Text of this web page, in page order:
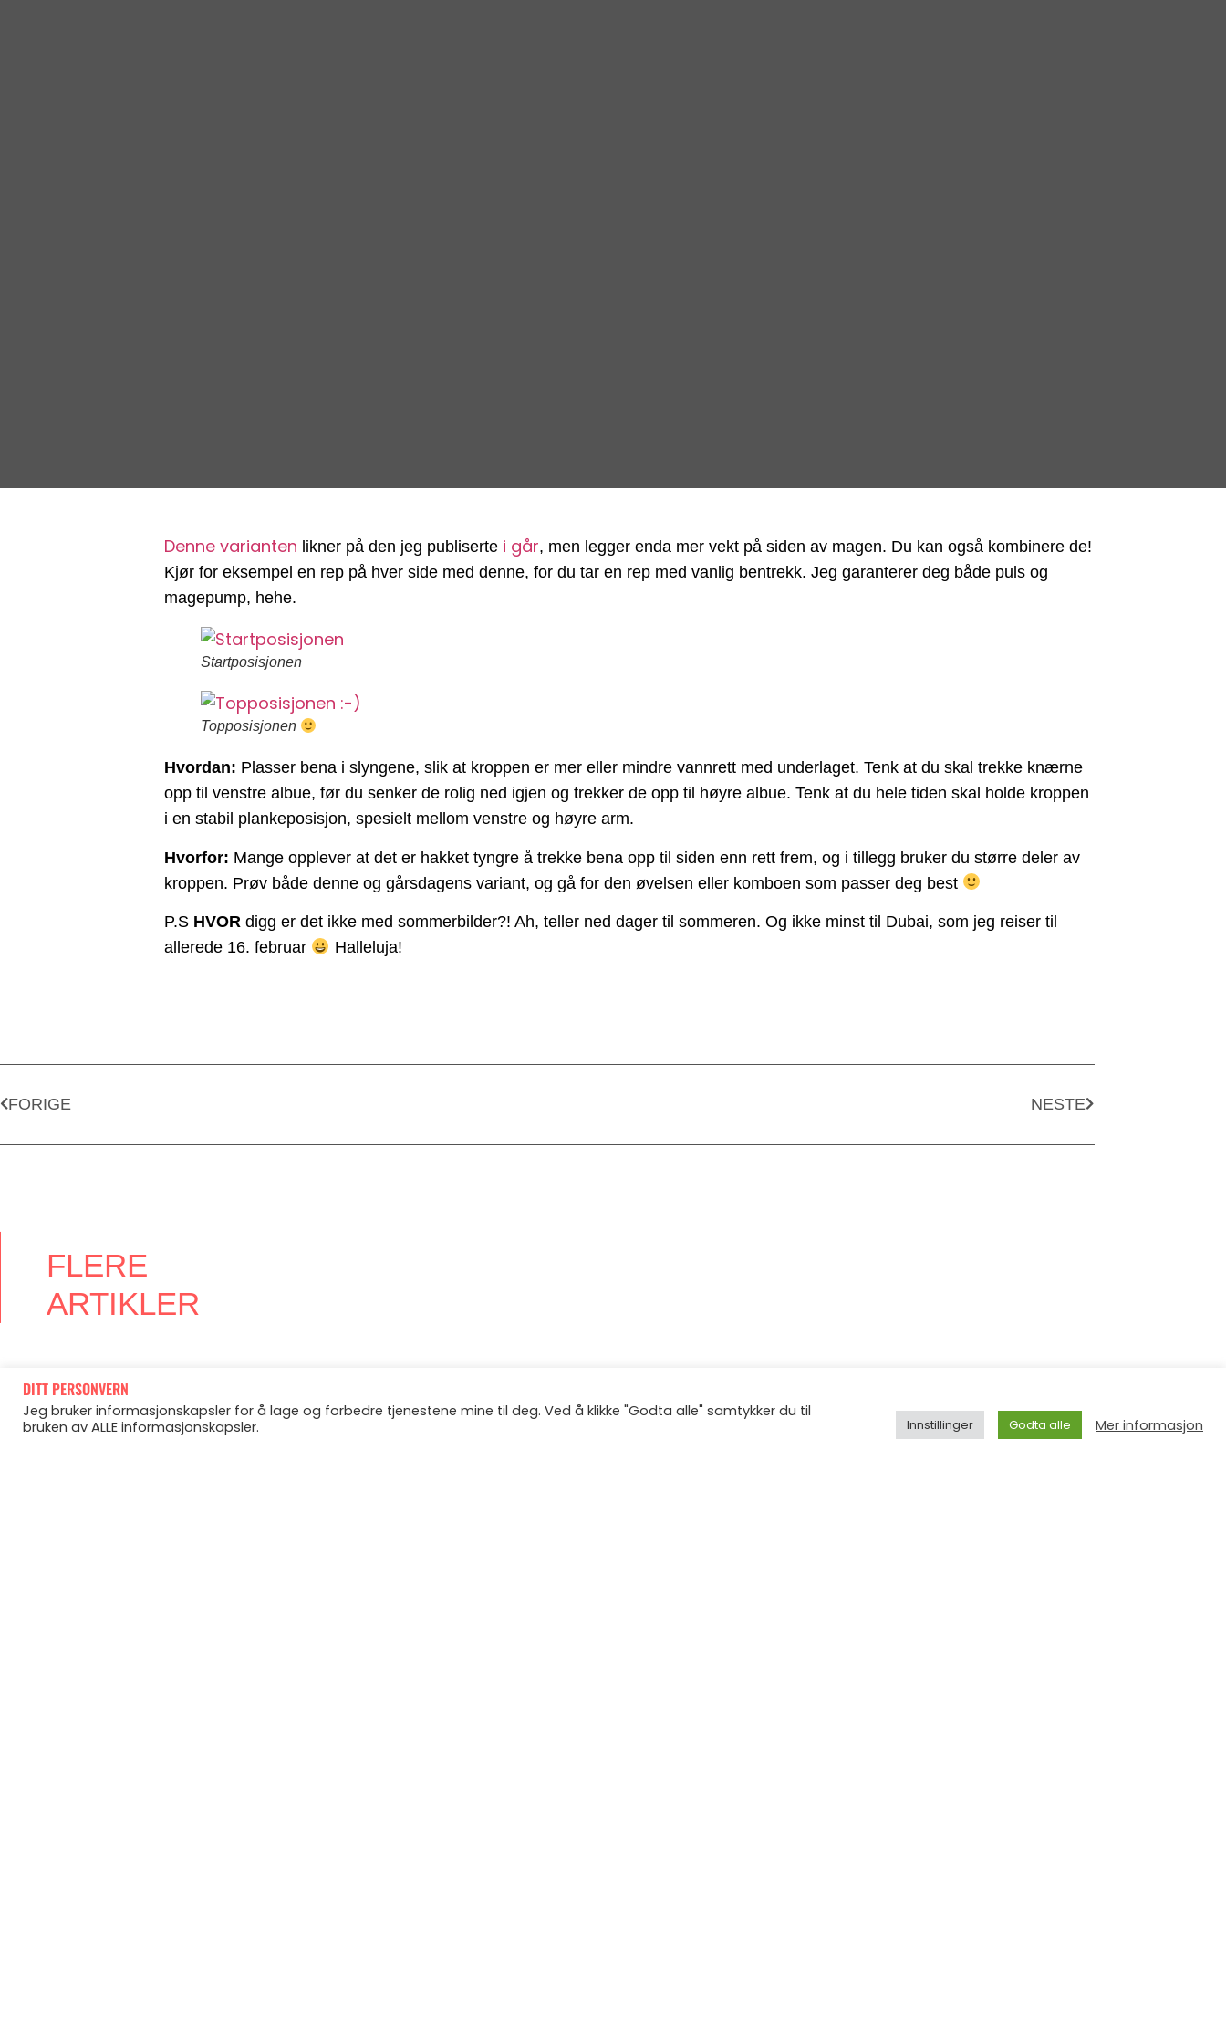
Denne varianten likner på den jeg publiserte i går, men legger enda mer vekt på siden av magen. Du kan også kombinere de!
Kjør for eksempel en rep på hver side med denne, for du tar en rep med vanlig bentrekk. Jeg garanterer deg både puls og
magepump, hehe.
Startposisjonen
Topposisjonen
Hvordan: Plasser bena i slyngene, slik at kroppen er mer eller mindre vannrett med underlaget. Tenk at du skal trekke knærne
opp til venstre albue, før du senker de rolig ned igjen og trekker de opp til høyre albue. Tenk at du hele tiden skal holde kroppen
i en stabil plankeposisjon, spesielt mellom venstre og høyre arm.
Hvorfor: Mange opplever at det er hakket tyngre å trekke bena opp til siden enn rett frem, og i tillegg bruker du større deler av
kroppen. Prøv både denne og gårsdagens variant, og gå for den øvelsen eller komboen som passer deg best
P.S HVOR digg er det ikke med sommerbilder?! Ah, teller ned dager til sommeren. Og ikke minst til Dubai, som jeg reiser til
allerede 16. februar
Halleluja!
FORIGE NESTE
FLERE
ARTIKLER
2/60/10-metoden – det du trenger i
DITT PERSONVERN
Jeg bruker informasjonskapsler for å lage og forbedre tjenestene mine til deg. Ved å klikke "Godta alle" samtykker du til
bruken av ALLE informasjonskapsler.
Innstillinger Godta alle Mer informasjon